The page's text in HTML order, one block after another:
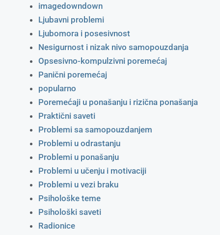
imagedowndown
Ljubavni problemi
Ljubomora i posesivnost
Nesigurnost i nizak nivo samopouzdanja
Opsesivno-kompulzivni poremećaj
Panični poremećaj
popularno
Poremećaji u ponašanju i rizična ponašanja
Praktični saveti
Problemi sa samopouzdanjem
Problemi u odrastanju
Problemi u ponašanju
Problemi u učenju i motivaciji
Problemi u vezi braku
Psihološke teme
Psihološki saveti
Radionice